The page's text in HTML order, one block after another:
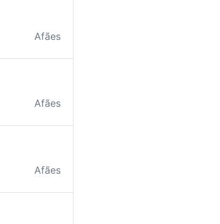
Afães
Afães
Afães